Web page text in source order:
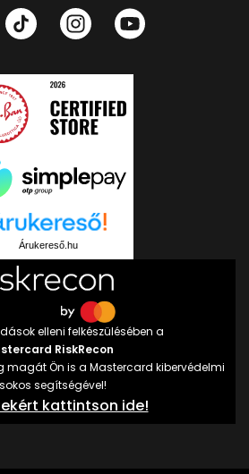
Árukereső.hu
elleni felkészülésében a
RiskRecon
magát Ön is a Mastercard kibervédelmi
segítségével!
kattintson ide!